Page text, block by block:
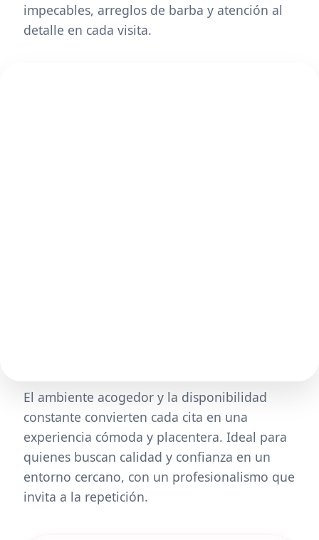
impecables, arreglos de barba y atención al
detalle en cada visita.
El ambiente acogedor y la disponibilidad
constante convierten cada cita en una
experiencia cómoda y placentera. Ideal para
quienes buscan calidad y confianza en un
entorno cercano, con un profesionalismo que
invita a la repetición.